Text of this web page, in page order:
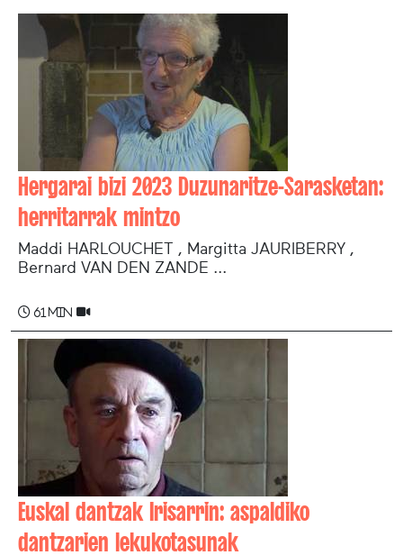
Hergarai bizi 2023 Duzunaritze-Sarasketan:
herritarrak mintzo
Maddi HARLOUCHET , Margitta JAURIBERRY ,
Bernard VAN DEN ZANDE ...
61 min
Euskal dantzak Irisarrin: aspaldiko
dantzarien lekukotasunak